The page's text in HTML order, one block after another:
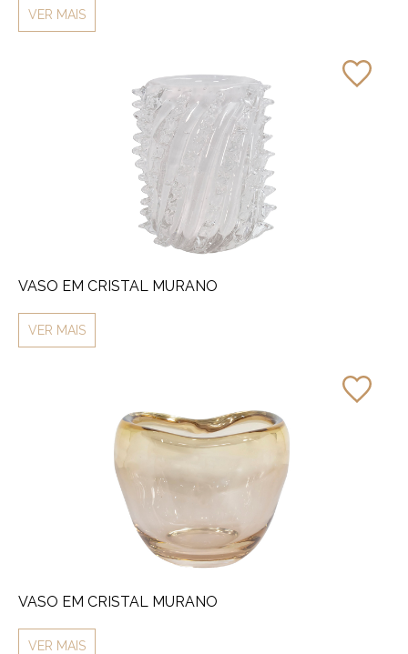
VER MAIS
VASO EM CRISTAL MURANO
VER MAIS
VASO EM CRISTAL MURANO
VER MAIS